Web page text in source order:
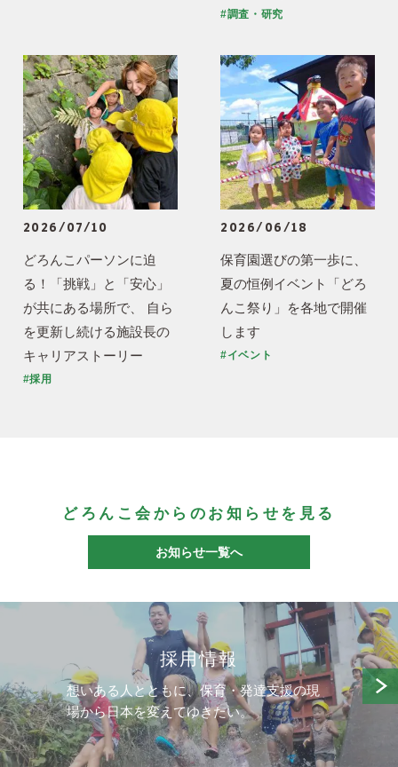
#調査・研究
2026/07/10
どろんこパーソンに迫
る！「挑戦」と「安心」
が共にある場所で、 自ら
を更新し続ける施設長の
キャリアストーリー
#採用
2026/06/18
保育園選びの第一歩に、
夏の恒例イベント「どろ
んこ祭り」を各地で開催
します
#イベント
どろんこ会からのお知らせを見る
お知らせ一覧へ
採用情報
想いある人とともに、保育・発達支援の現
場から日本を変えてゆきたい。